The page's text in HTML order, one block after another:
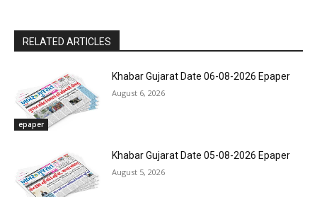
RELATED ARTICLES
epaper
Khabar Gujarat Date 06-08-2026 Epaper
August 6, 2026
Khabar Gujarat Date 05-08-2026 Epaper
August 5, 2026